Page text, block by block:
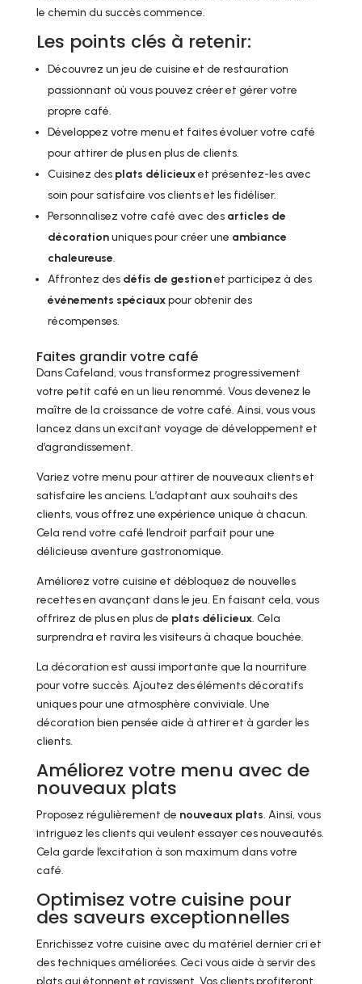
le chemin du succès commence.
Les points clés à retenir:
Découvrez un jeu de cuisine et de restauration
passionnant où vous pouvez créer et gérer votre
propre café.
Développez votre menu et faites évoluer votre café
pour attirer de plus en plus de clients.
Cuisinez des plats délicieuxet présentez-les avec
soin pour satisfaire vos clients et les fidéliser.
Personnalisez votre café avec des articles de
décorationuniques pour créer une ambiance
chaleureuse.
Affrontez des défis de gestionet participez à des
événements spéciauxpour obtenir des
récompenses.
Faites grandir votre café
Dans Cafeland, vous transformez progressivement
votre petit café en un lieu renommé. Vous devenez le
maître de la croissance de votre café. Ainsi, vous vous
lancez dans un excitant voyage de développement et
d’agrandissement.
Variez votre menu pour attirer de nouveaux clients et
satisfaire les anciens. L’adaptant aux souhaits des
clients, vous offrez une expérience unique à chacun.
Cela rend votre café l’endroit parfait pour une
délicieuse aventure gastronomique.
Améliorez votre cuisine et débloquez de nouvelles
recettes en avançant dans le jeu. En faisant cela, vous
offrirez de plus en plus de plats délicieux. Cela
surprendra et ravira les visiteurs à chaque bouchée.
La décoration est aussi importante que la nourriture
pour votre succès. Ajoutez des éléments décoratifs
uniques pour une atmosphère conviviale. Une
décoration bien pensée aide à attirer et à garder les
clients.
Améliorez votre menu avec de
nouveaux plats
Proposez régulièrement de nouveaux plats. Ainsi, vous
intriguez les clients qui veulent essayer ces nouveautés.
Cela garde l’excitation à son maximum dans votre
café.
Optimisez votre cuisine pour
des saveurs exceptionnelles
Enrichissez votre cuisine avec du matériel dernier cri et
des techniques améliorées. Ceci vous aide à servir des
plats qui étonnent et ravissent. Vos clients profiteront